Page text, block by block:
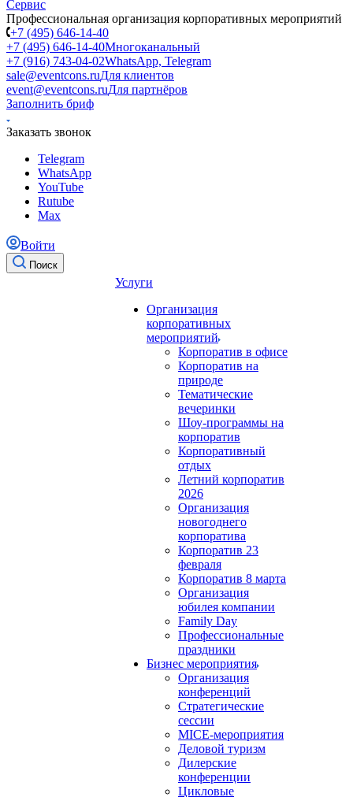
Профессиональная организация корпоративных мероприятий
+7 (495) 646-14-40
+7 (495) 646-14-40Многоканальный
+7 (916) 743-04-02WhatsApp, Telegram
sale@eventcons.ruДля клиентов
event@eventcons.ruДля партнёров
Заполнить бриф
Заказать звонок
Telegram
WhatsApp
YouTube
Rutube
Max
Войти
Поиск
Услуги
Организация
корпоративных
мероприятий
Корпоратив в офисе
Корпоратив на
природе
Тематические
вечеринки
Шоу-программы на
корпоратив
Корпоративный
отдых
Летний корпоратив
2026
Организация
новогоднего
корпоратива
Корпоратив 23
февраля
Корпоратив 8 марта
Организация
юбилея компании
Family Day
Профессиональные
праздники
Бизнес мероприятия
Организация
конференций
Стратегические
сессии
MICE-мероприятия
Деловой туризм
Дилерские
конференции
Цикловые